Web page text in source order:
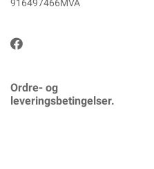
916497466MVA
Ordre- og
leveringsbetingelser.